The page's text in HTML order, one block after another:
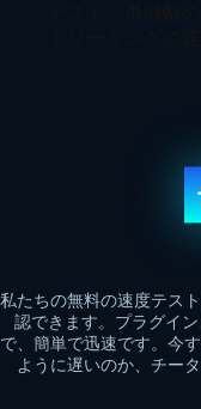
私たちの無料の速度テス
認できます。プラグイ
で、簡単で迅速です。今
ように遅いのか、チー